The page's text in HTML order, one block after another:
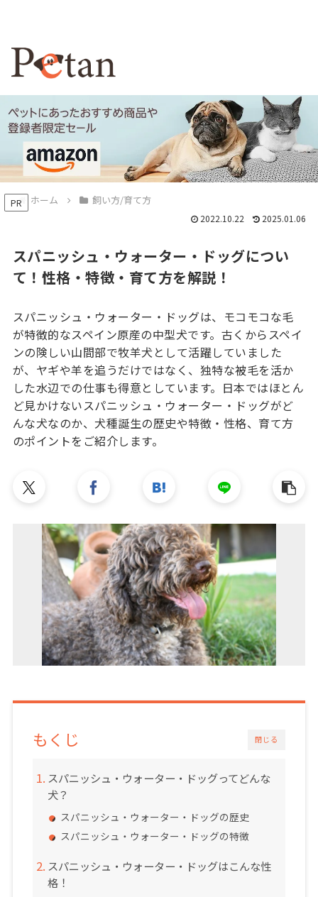
PR ホーム 飼い方/育て方
スパニッシュ・ウォーター・ドッグについ
て！性格・特徴・育て方を解説！
2022.10.22 2025.01.06
スパニッシュ・ウォーター・ドッグは、モコモコな毛
が特徴的なスペイン原産の中型犬です。古くからスペイ
ンの険しい山間部で牧羊犬として活躍していました
が、ヤギや羊を追うだけではなく、独特な被毛を活か
した水辺での仕事も得意としています。日本ではほとん
ど見かけないスパニッシュ・ウォーター・ドッグがど
んな犬なのか、犬種誕生の歴史や特徴・性格、育て方
のポイントをご紹介します。
閉じる
もくじ
スパニッシュ・ウォーター・ドッグってどんな
犬？
スパニッシュ・ウォーター・ドッグの歴史
スパニッシュ・ウォーター・ドッグの特徴
スパニッシュ・ウォーター・ドッグはこんな性
格！